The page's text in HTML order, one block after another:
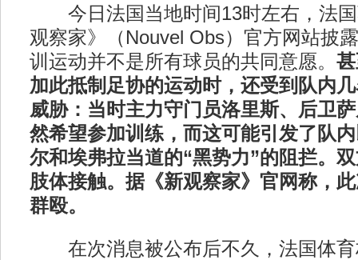
今日法国当地时间13时左右，法国
观察家》（Nouvel Obs）官方网站披
训运动并不是所有球员的共同意愿。
加此抵制足协的运动时，还受到队内
威胁：当时主力守门员洛里斯、后卫
然希望参加训练，而这可能引发了队
尔和埃弗拉当道的“黑势力”的阻拦。
肢体接触。据《新观察家》官网称，
群殴。
在次消息被公布后不久，法国体育